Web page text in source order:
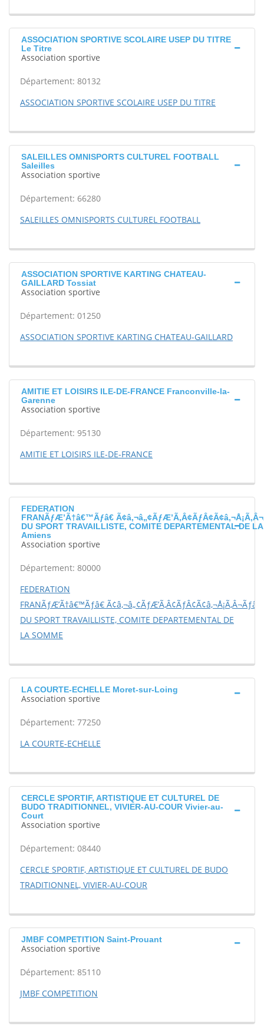
ASSOCIATION SPORTIVE SCOLAIRE USEP DU TITRE
Le Titre
Association sportive
Département: 80132
ASSOCIATION SPORTIVE SCOLAIRE USEP DU TITRE
SALEILLES OMNISPORTS CULTUREL FOOTBALL
Saleilles
Association sportive
Département: 66280
SALEILLES OMNISPORTS CULTUREL FOOTBALL
ASSOCIATION SPORTIVE KARTING CHATEAU-
GAILLARD Tossiat
Association sportive
Département: 01250
ASSOCIATION SPORTIVE KARTING CHATEAU-GAILLARD
AMITIE ET LOISIRS ILE-DE-FRANCE Franconville-la-
Garenne
Association sportive
Département: 95130
AMITIE ET LOISIRS ILE-DE-FRANCE
FEDERATION
FRANÃƒÆ’Ã†â€™Ãƒâ€
DU SPORT TRAVAILLISTE, COMITE DEPARTEMENTAL DE
Amiens
Association sportive
Département: 80000
FEDERATION
FRANÃƒÆ’Ã†â€™Ãƒâ€
DU SPORT TRAVAILLISTE, COMITE DEPARTEMENTAL DE
LA SOMME
LA COURTE-ECHELLE Moret-sur-Loing
Association sportive
Département: 77250
LA COURTE-ECHELLE
CERCLE SPORTIF, ARTISTIQUE ET CULTUREL DE
BUDO TRADITIONNEL, VIVIER-AU-COUR Vivier-au-
Court
Association sportive
Département: 08440
CERCLE SPORTIF, ARTISTIQUE ET CULTUREL DE BUDO
TRADITIONNEL, VIVIER-AU-COUR
JMBF COMPETITION Saint-Prouant
Association sportive
Département: 85110
JMBF COMPETITION